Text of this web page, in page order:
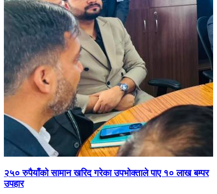
२५० रुपैयाँको सामान खरिद गरेका उपभोक्ताले पाए १० लाख बम्पर
उपहार